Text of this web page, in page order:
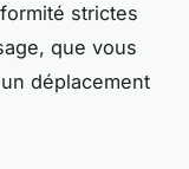
strictes
que vous
déplacement